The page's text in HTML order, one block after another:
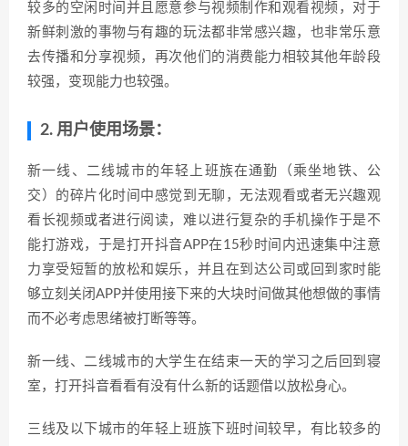
较多的空闲时间并且愿意参与视频制作和观看视频，对于
新鲜刺激的事物与有趣的玩法都非常感兴趣，也非常乐意
去传播和分享视频，再次他们的消费能力相较其他年龄段
较强，变现能力也较强。
2. 用户使用场景：
新一线、二线城市的年轻上班族在通勤（乘坐地铁、公
交）的碎片化时间中感觉到无聊，无法观看或者无兴趣观
看长视频或者进行阅读，难以进行复杂的手机操作于是不
能打游戏，于是打开抖音APP在15秒时间内迅速集中注意
力享受短暂的放松和娱乐，并且在到达公司或回到家时能
够立刻关闭APP并使用接下来的大块时间做其他想做的事情
而不必考虑思绪被打断等等。
新一线、二线城市的大学生在结束一天的学习之后回到寝
室，打开抖音看看有没有什么新的话题借以放松身心。
三线及以下城市的年轻上班族下班时间较早，有比较多的